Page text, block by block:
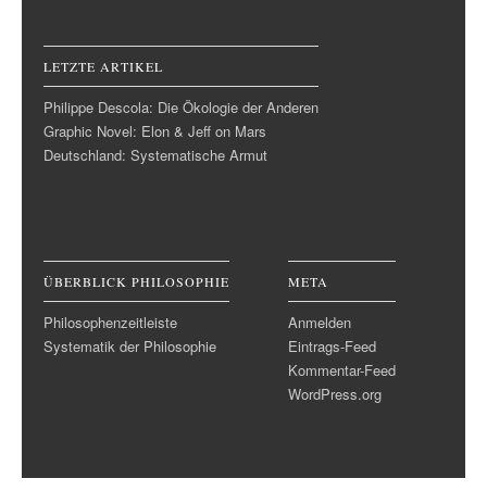
LETZTE ARTIKEL
Philippe Descola: Die Ökologie der Anderen
Graphic Novel: Elon & Jeff on Mars
Deutschland: Systematische Armut
ÜBERBLICK PHILOSOPHIE
Philosophenzeitleiste
Systematik der Philosophie
META
Anmelden
Eintrags-Feed
Kommentar-Feed
WordPress.org